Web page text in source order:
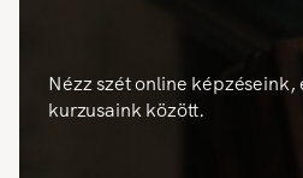
Nézz szét online képzéseink,
kurzusaink között.